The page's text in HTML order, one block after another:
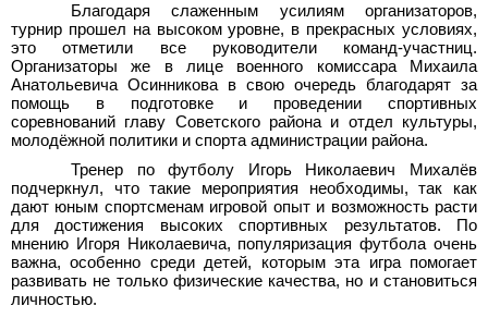
Благодаря слаженным усилиям организаторов,
турнир прошел на высоком уровне, в прекрасных условиях,
это отметили все руководители команд-участниц.
Организаторы же в лице военного комиссара Михаила
Анатольевича Осинникова в свою очередь благодарят за
помощь в подготовке и проведении спортивных
соревнований главу Советского района и отдел культуры,
молодёжной политики и спорта администрации района.
Тренер по футболу Игорь Николаевич Михалёв
подчеркнул, что такие мероприятия необходимы, так как
дают юным спортсменам игровой опыт и возможность расти
для достижения высоких спортивных результатов. По
мнению Игоря Николаевича, популяризация футбола очень
важна, особенно среди детей, которым эта игра помогает
развивать не только физические качества, но и становиться
личностью.